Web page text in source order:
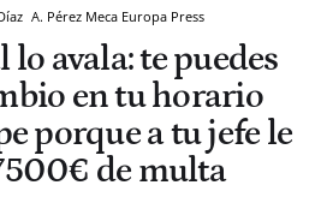
A. Pérez Meca Europa Press
lo avala: te puedes
en tu horario
porque a tu jefe le
de multa